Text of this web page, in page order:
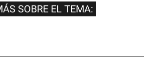
SOBRE EL TEMA: